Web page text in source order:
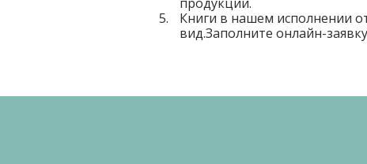
Книги в нашем исполнении
вид.Заполните онлайн-